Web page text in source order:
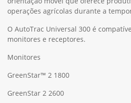
operações agrícolas durante a
O AutoTrac Universal 300 é
monitores e receptores.
Monitores
GreenStar™ 2 1800
GreenStar 2 2600